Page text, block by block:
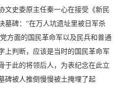
文史委原主任秦一心在接受《新民
墓碑：“在万人坑遗址里被日军杀
方面的国民革命军以及民兵和普通
上判断，应该是当时的国民革命军
于此的将领后人，为表纪念在此立
碑被人推倒慢慢被土掩埋了起